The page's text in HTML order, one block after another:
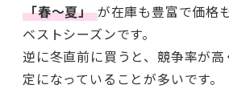
「春〜夏」が在庫も豊富で価格
ベストシーズンです。
逆に冬直前に買うと、競争率が
定になっていることが多いです。